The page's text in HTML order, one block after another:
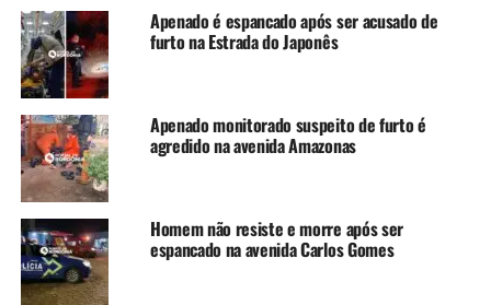
Apenado é espancado após ser acusado de
furto na Estrada do Japonês
Apenado monitorado suspeito de furto é
agredido na avenida Amazonas
Homem não resiste e morre após ser
espancado na avenida Carlos Gomes